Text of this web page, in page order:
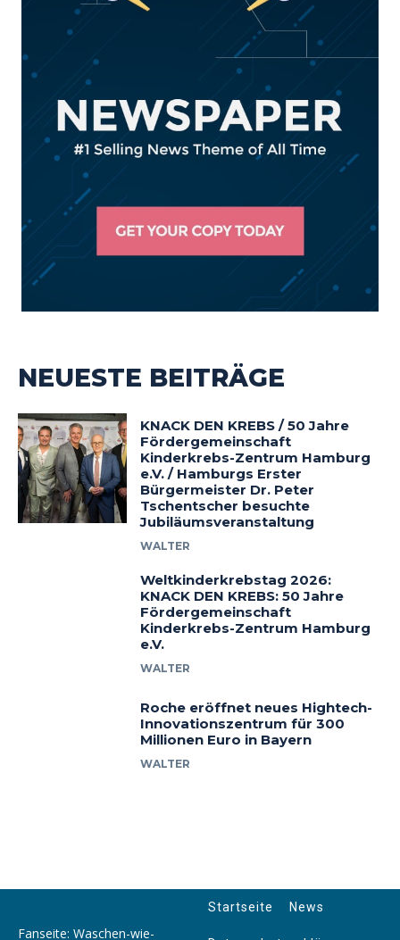
NEUESTE BEITRÄGE
KNACK DEN KREBS / 50 Jahre
Fördergemeinschaft
Kinderkrebs-Zentrum Hamburg
e.V. / Hamburgs Erster
Bürgermeister Dr. Peter
Tschentscher besuchte
Jubiläumsveranstaltung
WALTER
Weltkinderkrebstag 2026:
KNACK DEN KREBS: 50 Jahre
Fördergemeinschaft
Kinderkrebs-Zentrum Hamburg
e.V.
WALTER
Roche eröffnet neues Hightech-
Innovationszentrum für 300
Millionen Euro in Bayern
WALTER
Fanseite: Waschen-wie-
Startseite News